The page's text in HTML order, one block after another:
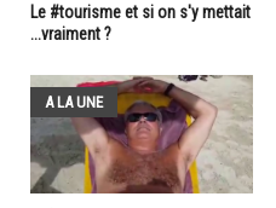
Le #tourisme et si on s'y mettait
...vraiment ?
A LA UNE